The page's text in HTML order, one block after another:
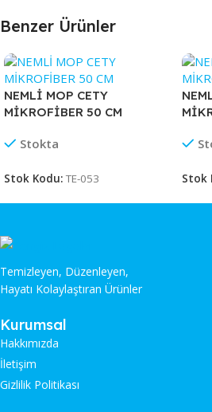
Benzer Ürünler
NEMLİ MOP CETY
MİKROFİBER 50 CM
Stokta
Stok Kodu: TE-053 Stok
Temizleyen, Düzenleyen,
Hayatı Kolaylaştıran Ürünler
Kurumsal
Hakkımızda
İletişim
Gizlilik Politikası